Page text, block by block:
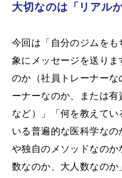
大切なのは「リアル
今回は「自分のジムを
象にメッセージを送り
のか（社員トレーナー
ーナーなのか、または
など）」「何を教えて
いる普遍的な医科学な
や独自のメソッドなのか
数なのか、大人数なの